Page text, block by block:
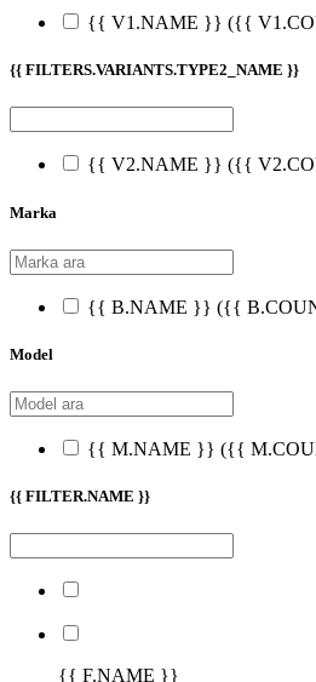
{{ V1.NAME }} ({{
{{ FILTERS.VARIANTS.TYPE2_NAME }}
{{ V2.NAME }} ({{
Marka
{{ B.NAME }} ({{
Model
{{ M.NAME }} ({{
{{ FILTER.NAME }}
{{ F.NAME }}